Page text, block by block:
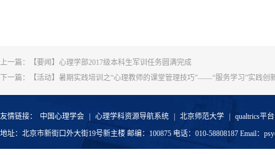
上一篇：
【要闻】心理学部2017级本科生军训任务圆满完成
下一篇：
【活动】暑期实践培训之“心理教师的课堂管理技巧”——“服务学习”实践创
友情链接： 中国心理学会 心理学科资源导航系统 北京师范大学
qualtrics平台
地址：北京市新街口外大街19号新主楼 邮编：100875 电话：010-58808187 Email：